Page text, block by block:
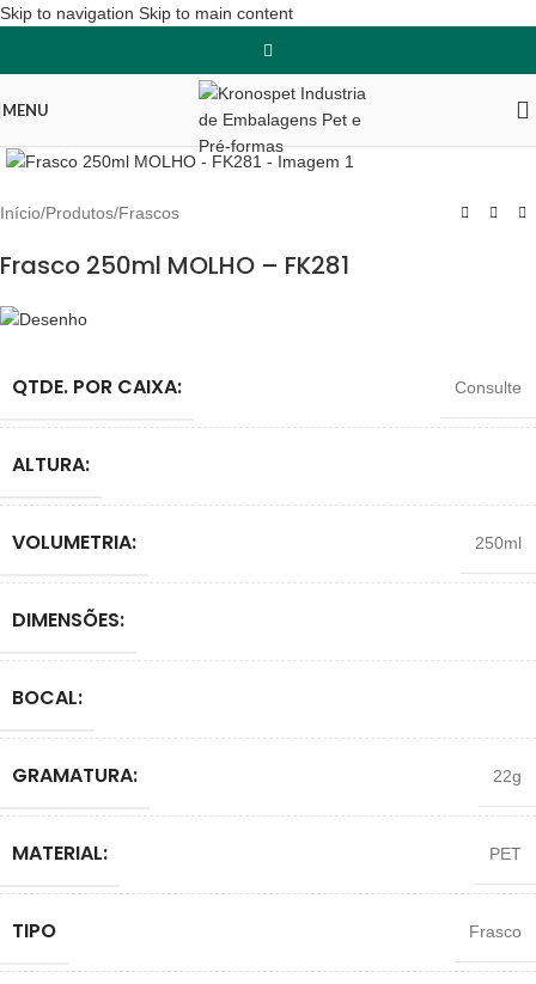
Skip to navigation Skip to main content
MENU
Clique para ampliar
Início/Produtos/Frascos
Frasco 250ml MOLHO – FK281
QTDE. POR CAIXA: Consulte
ALTURA:
VOLUMETRIA: 250ml
DIMENSÕES:
BOCAL:
GRAMATURA: 22g
MATERIAL: PET
TIPO Frasco